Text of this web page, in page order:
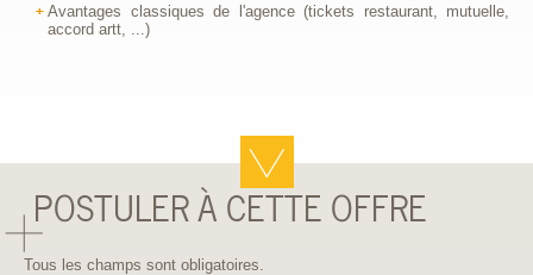
Avantages classiques de l'agence (tickets restaurant, mutuelle,
accord artt, ...)
POSTULER À CETTE OFFRE
Tous les champs sont obligatoires.